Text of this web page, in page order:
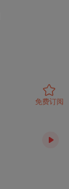
免费订阅